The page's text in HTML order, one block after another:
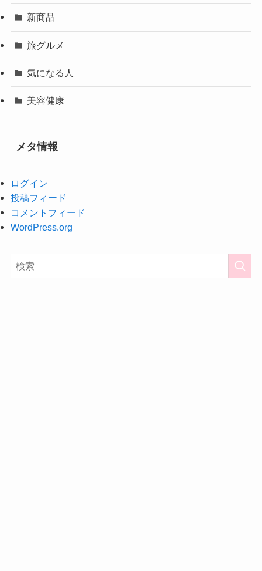
新商品
旅グルメ
気になる人
美容健康
メタ情報
ログイン
投稿フィード
コメントフィード
WordPress.org